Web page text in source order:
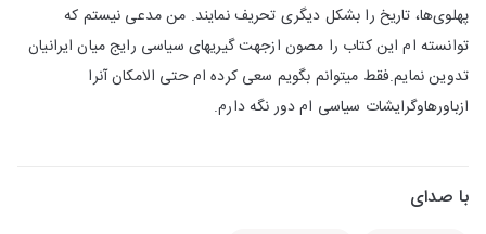
پهلوی‌ها، تاریخ را بشکل دیگری تحریف نمایند. من مدعی نیستم که
توانسته ام این کتاب را مصون ازجهت گیریهای سیاسی رایج میان ایرانیان
تدوین نمایم.فقط میتوانم بگویم سعی کرده ام حتی الامکان آنرا
ازباورهاوگرایشات سیاسی ام دور نگه دارم.
با صدای